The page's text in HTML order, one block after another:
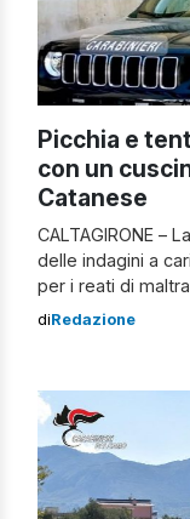
Picchia e
con un
Catanese
CALTAGIRONE –
delle indagini a
per i reati di
ha richiesto e
custodia in
diRedazione